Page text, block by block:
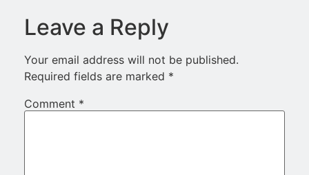
Leave a Reply
Your email address will not be published.
Required fields are marked *
Comment *